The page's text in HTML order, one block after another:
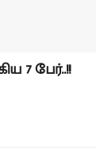
7 பேர்..!!